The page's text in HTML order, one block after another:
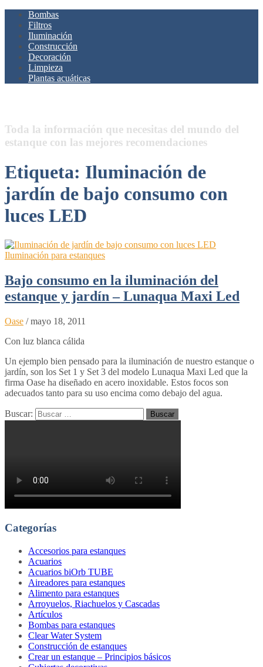
Bombas
Filtros
Iluminación
Construcción
Decoración
Limpieza
Plantas acuáticas
Toda la información que necesitas del mundo del
estanque con las mejores recomendaciones
Etiqueta: Iluminación de
jardín de bajo consumo con
luces LED
Iluminación para estanques
Bajo consumo en la iluminación del
estanque y jardín – Lunaqua Maxi Led
Oase /mayo 18, 2011
Con luz blanca cálida
Un ejemplo bien pensado para la iluminación de nuestro estanque o
jardín, son los Set 1 y Set 3 del modelo Lunaqua Maxi Led que la
firma Oase ha diseñado en acero inoxidable. Estos focos son
adecuados tanto para su uso encima como debajo del agua.
Buscar:
Categorías
Accesorios para estanques
Acuarios
Acuarios biOrb TUBE
Aireadores para estanques
Alimento para estanques
Arroyuelos, Riachuelos y Cascadas
Artículos
Bombas para estanques
Clear Water System
Construcción de estanques
Crear un estanque – Principios básicos